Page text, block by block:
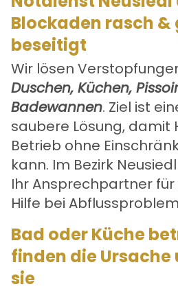
Blockaden rasch
beseitigt
Wir lösen
Duschen, Küchen,
Badewannen. Ziel ist
saubere Lösung, damit
Betrieb ohne
kann. Im Bezirk
Ihr Ansprechpartner
Hilfe bei
Bad oder Küche
finden die Ursache
sie